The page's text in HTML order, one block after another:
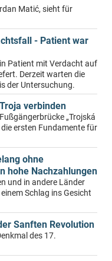
Matić, sieht für
- Patient war
Patient mit Verdacht auf
Derzeit warten die
der Untersuchung.
verbinden
„Trojská
ersten Fundamente für
ohne
hohe Nachzahlungen
und in andere Länder
Schlag ins Gesicht
Sanften Revolution
des 17.